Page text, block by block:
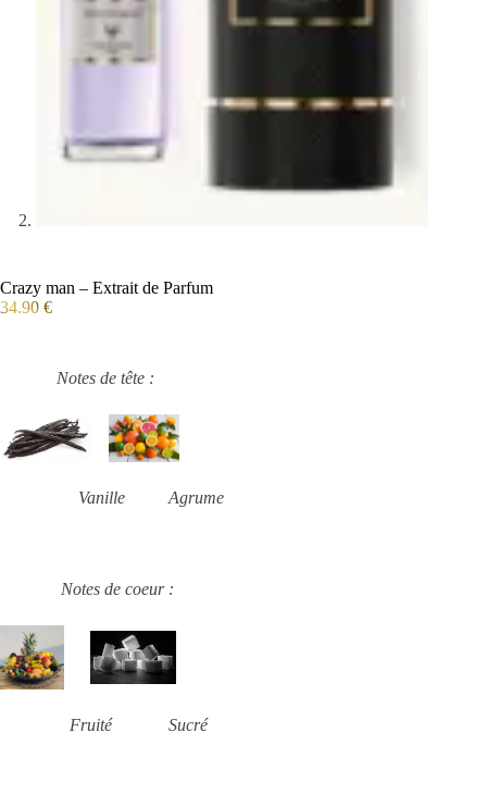
Crazy man – Extrait de Parfum
34.90 €
Notes de tête :
Vanille Agrume
Notes de coeur :
Fruité Sucré